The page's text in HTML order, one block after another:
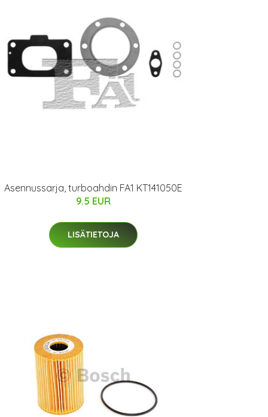
Asennussarja, turboahdin FA1 KT141050E
9.5 EUR
LISÄTIETOJA